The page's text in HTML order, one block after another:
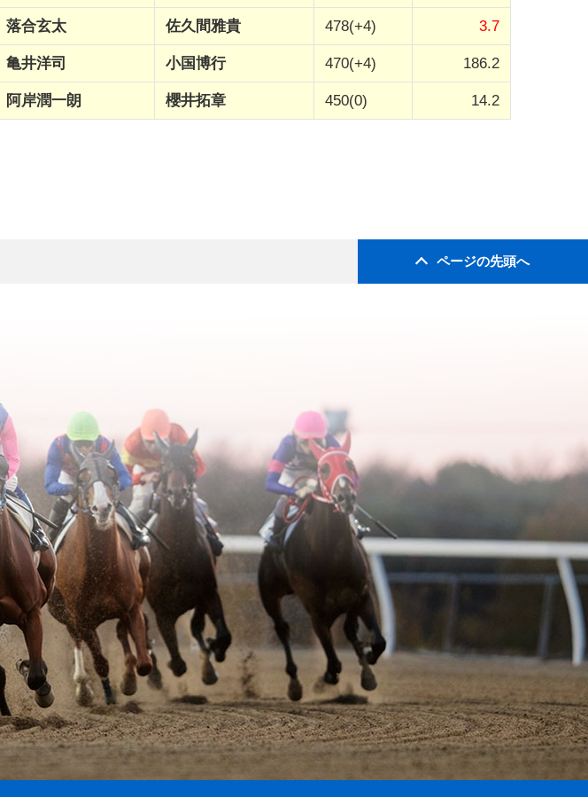
落合玄太 佐久間雅貴 478(+4) 3.7
亀井洋司 小国博行 470(+4) 186.2
阿岸潤一朗 櫻井拓章 450(0) 14.2
ページの先頭へ